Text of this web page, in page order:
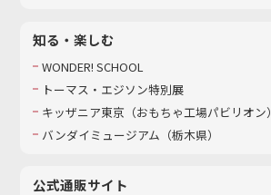
知る・楽しむ
WONDER! SCHOOL
トーマス・エジソン特別展
キッザニア東京（おもちゃ工場パビリオン）​
バンダイミュージアム（栃木県）
公式通販サイト